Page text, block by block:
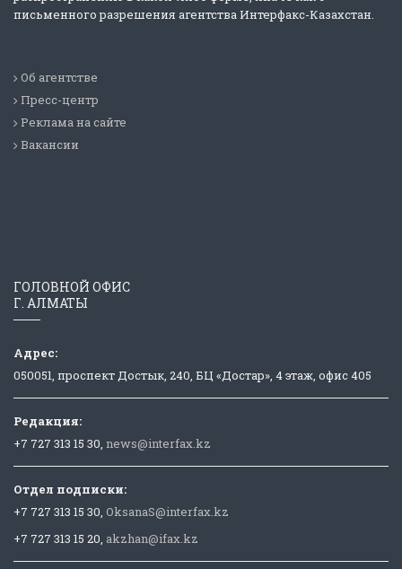
письменного разрешения агентства Интерфакс-Казахстан.
Об агентстве
Пресс-центр
Реклама на сайте
Вакансии
ГОЛОВНОЙ ОФИС
Г. АЛМАТЫ
Адрес:
050051, проспект Достык, 240, БЦ «Достар», 4 этаж, офис 405
Редакция:
+7 727 313 15 30, news@interfax.kz
Отдел подписки:
+7 727 313 15 30, OksanaS@interfax.kz
+7 727 313 15 20, akzhan@ifax.kz